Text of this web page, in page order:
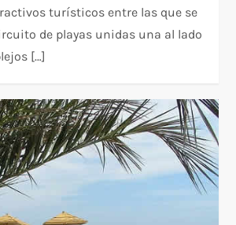
turísticos entre las que se
de playas unidas una al lado
[…]